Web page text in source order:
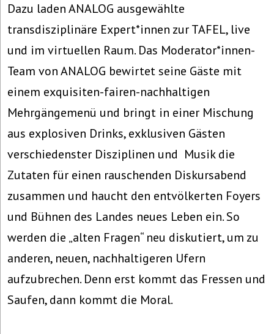
Dazu laden ANALOG ausgewählte
transdisziplinäre Expert*innen zur TAFEL, live
und im virtuellen Raum. Das Moderator*innen-
Team von ANALOG bewirtet seine Gäste mit
einem exquisiten-fairen-nachhaltigen
Mehrgängemenü und bringt in einer Mischung
aus explosiven Drinks, exklusiven Gästen
verschiedenster Disziplinen und Musik die
Zutaten für einen rauschenden Diskursabend
zusammen und haucht den entvölkerten Foyers
und Bühnen des Landes neues Leben ein. So
werden die „alten Fragen“ neu diskutiert, um zu
anderen, neuen, nachhaltigeren Ufern
aufzubrechen. Denn erst kommt das Fressen und
Saufen, dann kommt die Moral.